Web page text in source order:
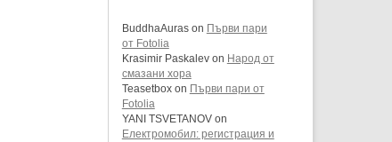
BuddhaAurason
Първи пари
от Fotolia
Krasimir Paskalevon Народ от
смазани хора
Teasetboxon
Първи пари от
Fotolia
YANI TSVETANOVon
Електромобил: регистрация и